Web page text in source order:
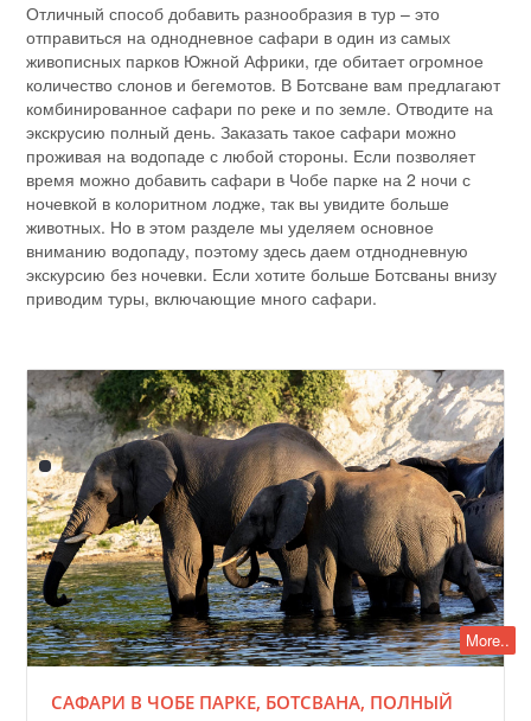
Отличный способ добавить разнообразия в тур – это
отправиться на однодневное сафари в один из самых
живописных парков Южной Африки, где обитает огромное
количество слонов и бегемотов. В Ботсване вам предлагают
комбинированное сафари по реке и по земле. Отводите на
экскрусию полный день. Заказать такое сафари можно
проживая на водопаде с любой стороны. Если позволяет
время можно добавить сафари в Чобе парке на 2 ночи с
ночевкой в колоритном лодже, так вы увидите больше
животных. Но в этом разделе мы уделяем основное
вниманию водопаду, поэтому здесь даем отднодневную
экскурсию без ночевки. Если хотите больше Ботсваны внизу
приводим туры, включающие много сафари.
More..
САФАРИ В ЧОБЕ ПАРКЕ, БОТСВАНА, ПОЛНЫЙ